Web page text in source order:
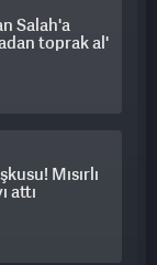
Salah'a
toprak al'
Mısırlı
attı